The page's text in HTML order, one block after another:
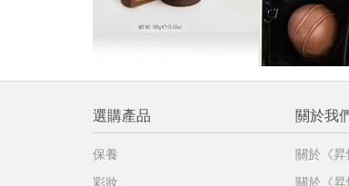
選購產品
保養
彩妝
關於我
關於《昇
關於《昇